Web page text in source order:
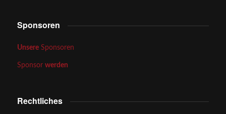
Sponsoren
UnsereSponsoren
Sponsor werden
Rechtliches